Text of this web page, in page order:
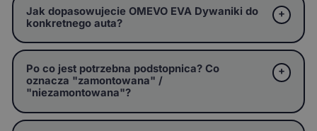
Jak dopasowujecie OMEVO EVA Dywaniki do
konkretnego auta?
Po co jest potrzebna podstopnica? Co
oznacza "zamontowana" /
"niezamontowana"?